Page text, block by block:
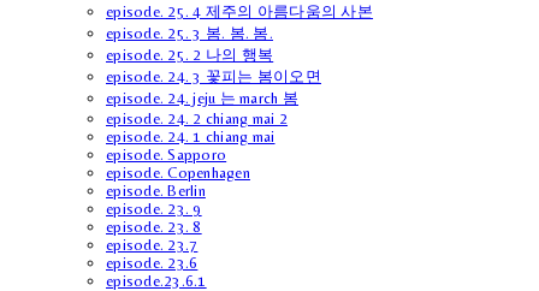
episode. 25. 4 제주의 아름다움의 사본
episode. 25. 3 봄. 봄. 봄.
episode. 25. 2 나의 행복
episode. 24. 3 꽃피는 봄이오면
episode. 24. jeju 는 march 봄
episode. 24. 2 chiang mai 2
episode. 24. 1 chiang mai
episode. Sapporo
episode. Copenhagen
episode. Berlin
episode. 23. 9
episode. 23. 8
episode. 23.7
episode. 23.6
episode.23.6.1